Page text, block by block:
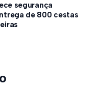
segurança
de 800 cestas